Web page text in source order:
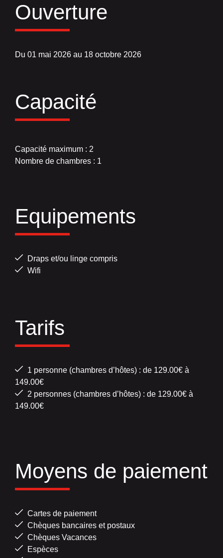
Ouverture
Du 01 mai 2026 au 18 octobre 2026
Capacité
Capacité maximum : 2
Nombre de chambres : 1
Equipements
Draps et/ou linge compris
Wifi
Tarifs
1 personne (chambres d’hôtes) : de 129.00€ à
149.00€
2 personnes (chambres d’hôtes) : de 129.00€ à
149.00€
Moyens de paiement
Cartes de paiement
Chèques bancaires et postaux
Chèques Vacances
Espèces